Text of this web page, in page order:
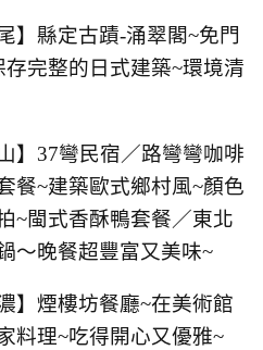
】縣定古蹟-涌翠閣~免門
存完整的日式建築~環境清
】37彎民宿／路彎彎咖啡
餐~建築歐式鄉村風~顏色
~閩式香酥鴨套餐／東北
～晚餐超豐富又美味~
】煙樓坊餐廳~在美術館
料理~吃得開心又優雅~